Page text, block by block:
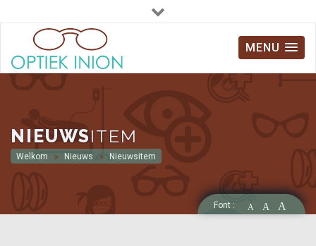
info@optiekinion.be
MENU
NIEUWSITEM
Welkom Nieuws Nieuwsitem
Font : A A A